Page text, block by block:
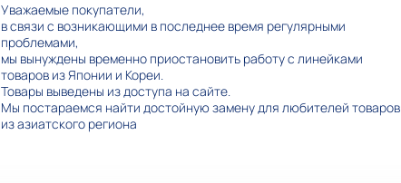
Уважаемые покупатели,
в связи с возникающими в последнее время регулярными
проблемами,
мы вынуждены временно приостановить работу с линейками
товаров из Японии и Кореи.
Товары выведены из доступа на сайте.
Мы постараемся найти достойную замену для любителей товаров
из азиатского региона